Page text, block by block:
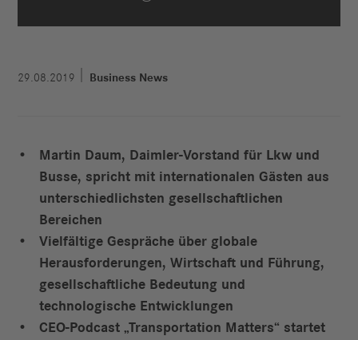
29.08.2019 Business News
Martin Daum, Daimler-Vorstand für Lkw und
Busse, spricht mit internationalen Gästen aus
unterschiedlichsten gesellschaftlichen
Bereichen
Vielfältige Gespräche über globale
Herausforderungen, Wirtschaft und Führung,
gesellschaftliche Bedeutung und
technologische Entwicklungen
CEO-Podcast „Transportation Matters“ startet